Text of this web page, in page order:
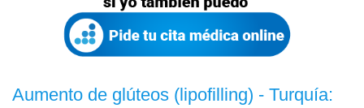
Aumento de glúteos (lipofilling) - Turquía: